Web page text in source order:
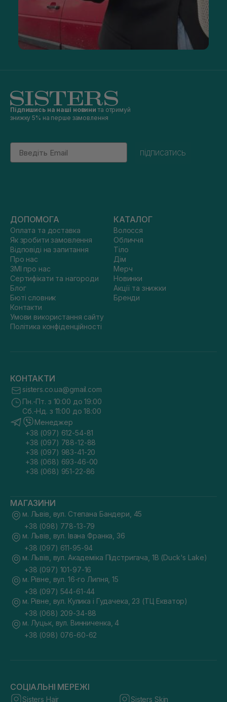
Підпишись на наші новини та отримуй
знижку 5% на перше замовлення
Email
підписатись
ДОПОМОГА
Оплата та доставка
Як зробити замовлення
Відповіді на запитання
Про нас
ЗМІ про нас
Сертифікати та нагороди
Блог
Бюті словник
Контакти
Умови використання сайту
Політика конфіденційності
КАТАЛОГ
Волосся
Обличчя
Тіло
Дім
Мерч
Новинки
Акції та знижки
Бренди
КОНТАКТИ
sisters.co.ua@gmail.com
Пн.-Пт. з 10:00 до 19:00
Сб.-Нд. з 11:00 до 18:00
Менеджер
+38 (097) 612-54-81
+38 (097) 788-12-88
+38 (097) 983-41-20
+38 (068) 693-46-00
+38 (068) 951-22-86
МАГАЗИНИ
м. Львів, вул. Степана Бандери, 45
+38 (098) 778-13-79
м. Львів, вул. Івана Франка, 36
+38 (097) 611-95-94
м. Львів, вул. Академіка Підстригача, 1В (Duck's Lake)
+38 (097) 101-97-16
м. Рівне, вул. 16-го Липня, 15
+38 (097) 544-61-44
м. Рівне, вул. Кулика і Гудачека, 23 (ТЦ Екватор)
+38 (068) 209-34-88
м. Луцьк, вул. Винниченка, 4
+38 (098) 076-60-62
СОЦІАЛЬНІ МЕРЕЖІ
Sisters Hair Sisters Skin